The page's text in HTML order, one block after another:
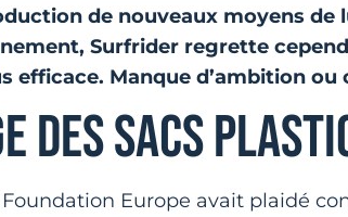
de nouveaux moyens de
Surfrider regrette
efficace. Manque d’ambition
DES SACS
Europe avait plaidé